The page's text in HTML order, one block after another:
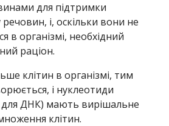
для підтримки
і, оскільки вони не
в організмі, необхідний
раціон.
клітин в організмі, тим
і нуклеотиди
для ДНК) мають вирішальне
клітин.